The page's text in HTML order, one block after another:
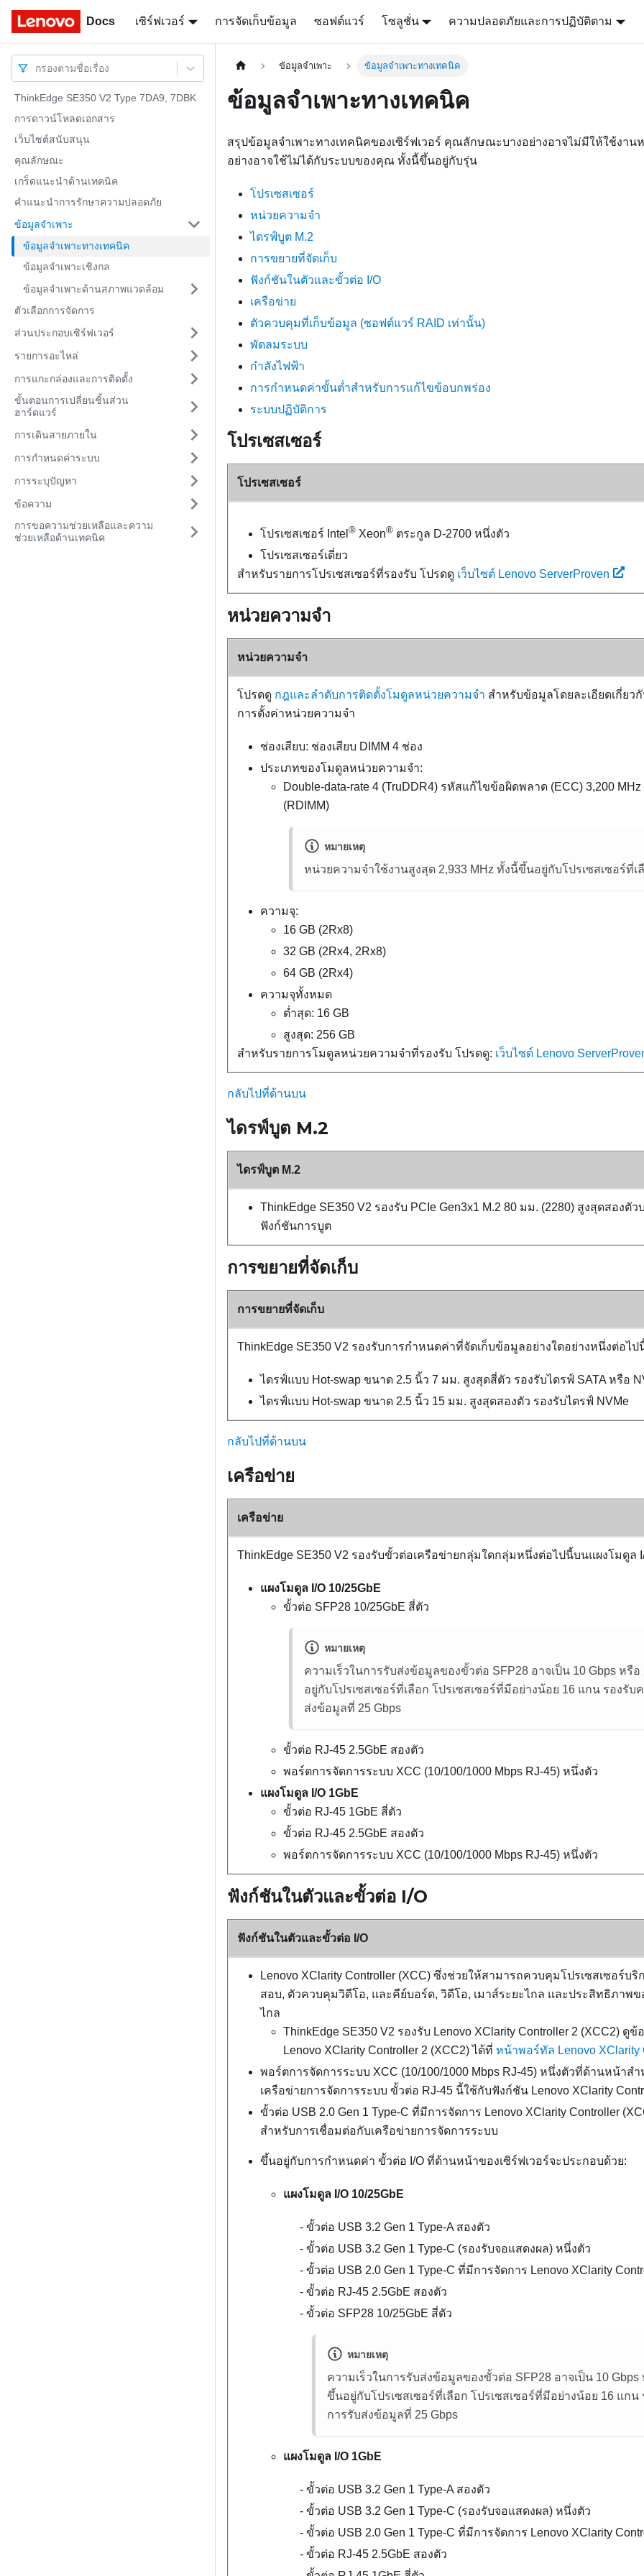
Docs เซิร์ฟเวอร์ การจัดเก็บข้อมูล ซอฟต์แวร์ โซลูชั่น ความปลอดภัยและการปฏิบัติตาม
Docs
กรองตามชื่อเรื่อง
ThinkEdge SE350 V2 Type 7DA9, 7DBK
การดาวน์โหลดเอกสาร
เว็บไซต์สนับสนุน
คุณลักษณะ
เกร็ดแนะนำด้านเทคนิค
คำแนะนำการรักษาความปลอดภัย
ข้อมูลจำเพาะ
ข้อมูลจำเพาะทางเทคนิค
ข้อมูลจำเพาะเชิงกล
ข้อมูลจำเพาะด้านสภาพแวดล้อม
ตัวเลือกการจัดการ
ส่วนประกอบเซิร์ฟเวอร์
รายการอะไหล่
การแกะกล่องและการติดตั้ง
ขั้นตอนการเปลี่ยนชิ้นส่วน
ฮาร์ดแวร์
การเดินสายภายใน
การกำหนดค่าระบบ
การระบุปัญหา
ข้อความ
การขอความช่วยเหลือและความ
ช่วยเหลือด้านเทคนิค
ข้อมูลจำเพาะ ข้อมูลจำเพาะทางเทคนิค
ข้อมูลจำเพาะทางเทคนิค
สรุปข้อมูลจำเพาะทางเทคนิคของเซิร์ฟเวอร์ คุณลักษณะบางอย่างอาจไม่มีให้ใช้งาน
อย่างอาจใช้ไม่ได้กับระบบของคุณ ทั้งนี้ขึ้นอยู่กับรุ่น
โปรเซสเซอร์
หน่วยความจำ
ไดรฟ์บูต M.2
การขยายที่จัดเก็บ
ฟังก์ชันในตัวและขั้วต่อ I/O
เครือข่าย
ตัวควบคุมที่เก็บข้อมูล (ซอฟต์แวร์ RAID เท่านั้น)
พัดลมระบบ
กำลังไฟฟ้า
การกำหนดค่าขั้นต่ำสำหรับการแก้ไขข้อบกพร่อง
ระบบปฏิบัติการ
โปรเซสเซอร์
โปรเซสเซอร์
โปรเซสเซอร์ Intel ® Xeon® ตระกูล D-2700 หนึ่งตัว
โปรเซสเซอร์เดี่ยว
สำหรับรายการโปรเซสเซอร์ที่รองรับ โปรดดู เว็บไซต์ Lenovo ServerProven
หน่วยความจำ
หน่วยความจำ
โปรดดู กฎและลำดับการติดตั้งโมดูลหน่วยความจำ สำหรับข้อมูลโดยละเอียดเกี่ยว
การตั้งค่าหน่วยความจำ
ช่องเสียบ: ช่องเสียบ DIMM 4 ช่อง
ประเภทของโมดูลหน่วยความจำ:
Double-data-rate 4 (TruDDR4) รหัสแก้ไขข้อผิดพลาด (ECC) 3,200
(RDIMM)
หมายเหตุ
หน่วยความจําใช้งานสูงสุด 2,933 MHz ทั้งนี้ขึ้นอยู่กับโปรเซสเซอร์ที่เ
ความจุ:
16 GB (2Rx8)
32 GB (2Rx4, 2Rx8)
64 GB (2Rx4)
ความจุทั้งหมด
ต่ำสุด: 16 GB
สูงสุด: 256 GB
สำหรับรายการโมดูลหน่วยความจำที่รองรับ โปรดดู: เว็บไซต์ Lenovo
กลับไปที่ด้านบน
ไดรฟ์บูต M.2
ไดรฟ์บูต M.2
ThinkEdge SE350 V2 รองรับ PCIe Gen3x1 M.2 80 มม. (2280) สูงสุดสองตั
ฟังก์ชันการบูต
การขยายที่จัดเก็บ
การขยายที่จัดเก็บ
ThinkEdge SE350 V2 รองรับการกำหนดค่าที่จัดเก็บข้อมูลอย่างใดอย่างหนึ่งต่อไป
ไดรฟ์แบบ Hot-swap ขนาด 2.5 นิ้ว 7 มม. สูงสุดสี่ตัว รองรับไดรฟ์ SATA หรือ
ไดรฟ์แบบ Hot-swap ขนาด 2.5 นิ้ว 15 มม. สูงสุดสองตัว รองรับไดรฟ์ NVMe
กลับไปที่ด้านบน
เครือข่าย
เครือข่าย
ThinkEdge SE350 V2 รองรับขั้วต่อเครือข่ายกลุ่มใดกลุ่มหนึ่งต่อไปนี้บนแผงโมดูล
แผงโมดูล I/O 10/25GbE
ขั้วต่อ SFP28 10/25GbE สี่ตัว
หมายเหตุ
ความเร็วในการรับส่งข้อมูลของขั้วต่อ SFP28 อาจเป็น 10 Gbps หรื
อยู่กับโปรเซสเซอร์ที่เลือก โปรเซสเซอร์ที่มีอย่างน้อย 16 แกน รองรับ
ส่งข้อมูลที่ 25 Gbps
ขั้วต่อ RJ-45 2.5GbE สองตัว
พอร์ตการจัดการระบบ XCC (10/100/1000 Mbps RJ-45) หนึ่งตัว
แผงโมดูล I/O 1GbE
ขั้วต่อ RJ-45 1GbE สี่ตัว
ขั้วต่อ RJ-45 2.5GbE สองตัว
พอร์ตการจัดการระบบ XCC (10/100/1000 Mbps RJ-45) หนึ่งตัว
ฟังก์ชันในตัวและขั้วต่อ I/O
ฟังก์ชันในตัวและขั้วต่อ I/O
Lenovo XClarity Controller (XCC) ซึ่งช่วยให้สามารถควบคุมโปรเซสเซอร์บริ
สอบ, ตัวควบคุมวิดีโอ, และคีย์บอร์ด, วิดีโอ, เมาส์ระยะไกล และประสิทธิภาพข
ไกล
ThinkEdge SE350 V2 รองรับ Lenovo XClarity Controller 2 (XCC2) ดูข้
Lenovo XClarity Controller 2 (XCC2) ได้ที่ หน้าพอร์ทัล Lenovo XClarity
พอร์ตการจัดการระบบ XCC (10/100/1000 Mbps RJ-45) หนึ่งตัวที่ด้านหน้าสำ
เครือข่ายการจัดการระบบ ขั้วต่อ RJ-45 นี้ใช้กับฟังก์ชัน Lenovo XClarity
ขั้วต่อ USB 2.0 Gen 1 Type-C ที่มีการจัดการ Lenovo XClarity Controller
สำหรับการเชื่อมต่อกับเครือข่ายการจัดการระบบ
ขึ้นอยู่กับการกำหนดค่า ขั้วต่อ I/O ที่ด้านหน้าของเซิร์ฟเวอร์จะประกอบด้วย:
แผงโมดูล I/O 10/25GbE
ขั้วต่อ USB 3.2 Gen 1 Type-A สองตัว
ขั้วต่อ USB 3.2 Gen 1 Type-C (รองรับจอแสดงผล) หนึ่งตัว
ขั้วต่อ USB 2.0 Gen 1 Type-C ที่มีการจัดการ Lenovo XClarity
ขั้วต่อ RJ-45 2.5GbE สองตัว
ขั้วต่อ SFP28 10/25GbE สี่ตัว
หมายเหตุ
ความเร็วในการรับส่งข้อมูลของขั้วต่อ SFP28 อาจเป็น 10 Gbps
ขึ้นอยู่กับโปรเซสเซอร์ที่เลือก โปรเซสเซอร์ที่มีอย่างน้อย 16 แกน
การรับส่งข้อมูลที่ 25 Gbps
แผงโมดูล I/O 1GbE
ขั้วต่อ USB 3.2 Gen 1 Type-A สองตัว
ขั้วต่อ USB 3.2 Gen 1 Type-C (รองรับจอแสดงผล) หนึ่งตัว
ขั้วต่อ USB 2.0 Gen 1 Type-C ที่มีการจัดการ Lenovo XClarity
ขั้วต่อ RJ-45 2.5GbE สองตัว